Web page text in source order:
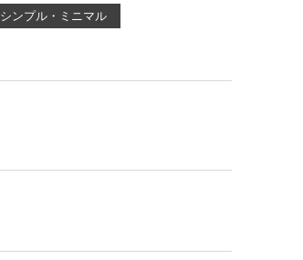
シンプル・ミニマル